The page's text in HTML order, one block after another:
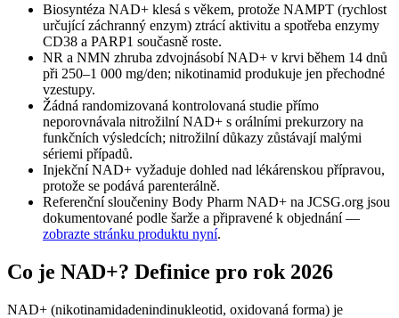
Biosyntéza NAD+ klesá s věkem, protože NAMPT (rychlost
určující záchranný enzym) ztrácí aktivitu a spotřeba enzymy
CD38 a PARP1 současně roste.
NR a NMN zhruba zdvojnásobí NAD+ v krvi během 14 dnů
při 250–1 000 mg/den; nikotinamid produkuje jen přechodné
vzestupy.
Žádná randomizovaná kontrolovaná studie přímo
neporovnávala nitrožilní NAD+ s orálními prekurzory na
funkčních výsledcích; nitrožilní důkazy zůstávají malými
sériemi případů.
Injekční NAD+ vyžaduje dohled nad lékárenskou přípravou,
protože se podává parenterálně.
Referenční sloučeniny Body Pharm NAD+ na JCSG.org jsou
dokumentované podle šarže a připravené k objednání —
zobrazte stránku produktu nyní.
Co je NAD+? Definice pro rok 2026
NAD+ (nikotinamidadenindinukleotid, oxidovaná forma) je